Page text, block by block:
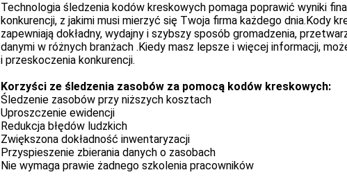
Technologia śledzenia kodów kreskowych pomaga poprawić wyniki
konkurencji, z jakimi musi mierzyć się Twoja firma każdego dnia.Kody
zapewniają dokładny, wydajny i szybszy sposób gromadzenia,
danymi w różnych branżach .Kiedy masz lepsze i więcej informacji,
i przeskoczenia konkurencji.
Korzyści ze śledzenia zasobów za pomocą kodów kreskowych:
Śledzenie zasobów przy niższych kosztach
Uproszczenie ewidencji
Redukcja błędów ludzkich
Zwiększona dokładność inwentaryzacji
Przyspieszenie zbierania danych o zasobach
Nie wymaga prawie żadnego szkolenia pracowników